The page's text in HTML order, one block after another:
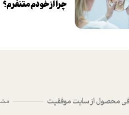
چرا از خودم متنفرم؟
محصول از سایت موفقیت